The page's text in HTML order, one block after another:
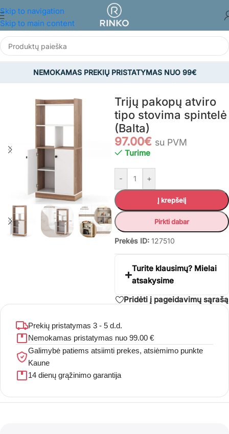
Skip to navigation
Skip to main content
NEMOKAMAS PREKIŲ PRISTATYMAS NUO 99€
BALDAI/Svetainės baldai/Spintelės/Lentynos
Trijų pakopų atviro
tipo stovima spintelė
(Balta)
97.00€ su PVM
Turime
- +
Į krepšelį
Pirkti dabar
Prekės ID: 127510
Turite klausimų? Mielai
atsakysime
Pridėti į pageidavimų sąrašą
Prekių pristatymas 3 - 5 d.d.
Nemokamas pristatymas nuo 99.00 €
Galimybė patiems atsiimti prekes, atsiėmimo punkte
Kaune
14 dienų grąžinimo garantija